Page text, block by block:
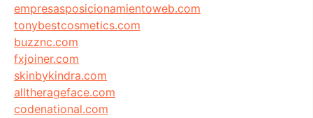
empresasposicionamientoweb.com
tonybestcosmetics.com
buzznc.com
fxjoiner.com
skinbykindra.com
alltherageface.com
codenational.com